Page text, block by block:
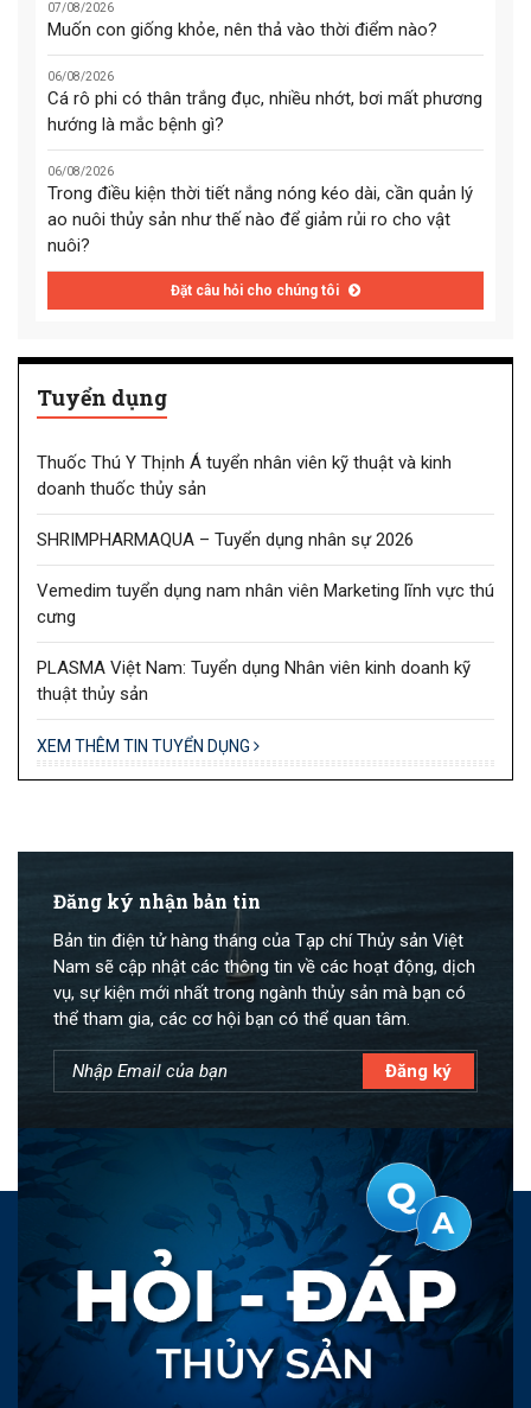
07/08/2026
Muốn con giống khỏe, nên thả vào thời điểm nào?
06/08/2026
Cá rô phi có thân trắng đục, nhiều nhớt, bơi mất phương
hướng là mắc bệnh gì?
06/08/2026
Trong điều kiện thời tiết nắng nóng kéo dài, cần quản lý
ao nuôi thủy sản như thế nào để giảm rủi ro cho vật
nuôi?
Đặt câu hỏi cho chúng tôi
Tuyển dụng
Thuốc Thú Y Thịnh Á tuyển nhân viên kỹ thuật và kinh
doanh thuốc thủy sản
SHRIMPHARMAQUA – Tuyển dụng nhân sự 2026
Vemedim tuyển dụng nam nhân viên Marketing lĩnh vực thú
cưng
PLASMA Việt Nam: Tuyển dụng Nhân viên kinh doanh kỹ
thuật thủy sản
XEM THÊM TIN TUYỂN DỤNG
Đăng ký nhận bản tin
Bản tin điện tử hàng tháng của Tạp chí Thủy sản Việt
Nam sẽ cập nhật các thông tin về các hoạt động, dịch
vụ, sự kiện mới nhất trong ngành thủy sản mà bạn có
thể tham gia, các cơ hội bạn có thể quan tâm.